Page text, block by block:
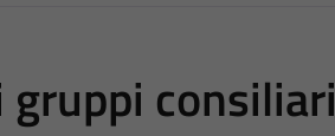
consiliari